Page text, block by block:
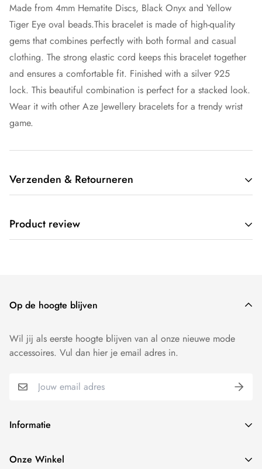
Made from 4mm Hematite Discs, Black Onyx and Yellow
Tiger Eye oval beads.This bracelet is made of high-quality
gems that combines perfectly with both formal and casual
clothing. The strong elastic cord keeps this bracelet together
and ensures a comfortable fit. Finished with a silver 925
lock. This beautiful combination is perfect for a stacked look.
Wear it with other Aze Jewellery bracelets for a trendy wrist
game.
Verzenden & Retourneren
voor 17:00 besteld, dezelfde dag verzonden.
Product review
Informatie
Over ons
Onze Winkel
Op de hoogte blijven
Wil jij als eerste hoogte blijven van al onze nieuwe mode
accessoires. Vul dan hier je email adres in.